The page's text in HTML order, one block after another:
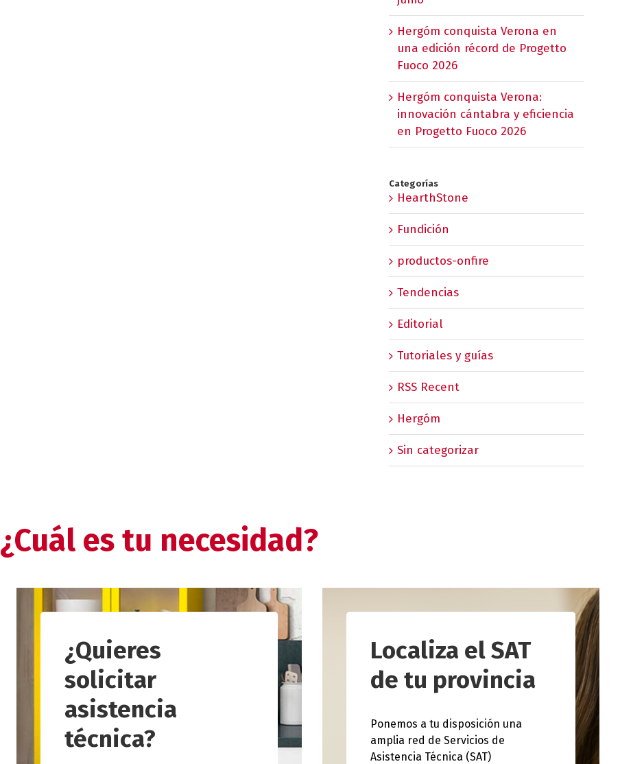
Hergóm conquista Verona en
una edición récord de Progetto
Fuoco 2026
Hergóm conquista Verona:
innovación cántabra y eficiencia
en Progetto Fuoco 2026
Categorías
HearthStone
Fundición
productos-onfire
Tendencias
Editorial
Tutoriales y guías
RSS Recent
Hergóm
Sin categorizar
¿Cuál es tu necesidad?
¿Quieres
solicitar
asistencia
técnica?
Localiza el SAT
de tu provincia
Ponemos a tu disposición una
amplia red de Servicios de
Asistencia Técnica (SAT)